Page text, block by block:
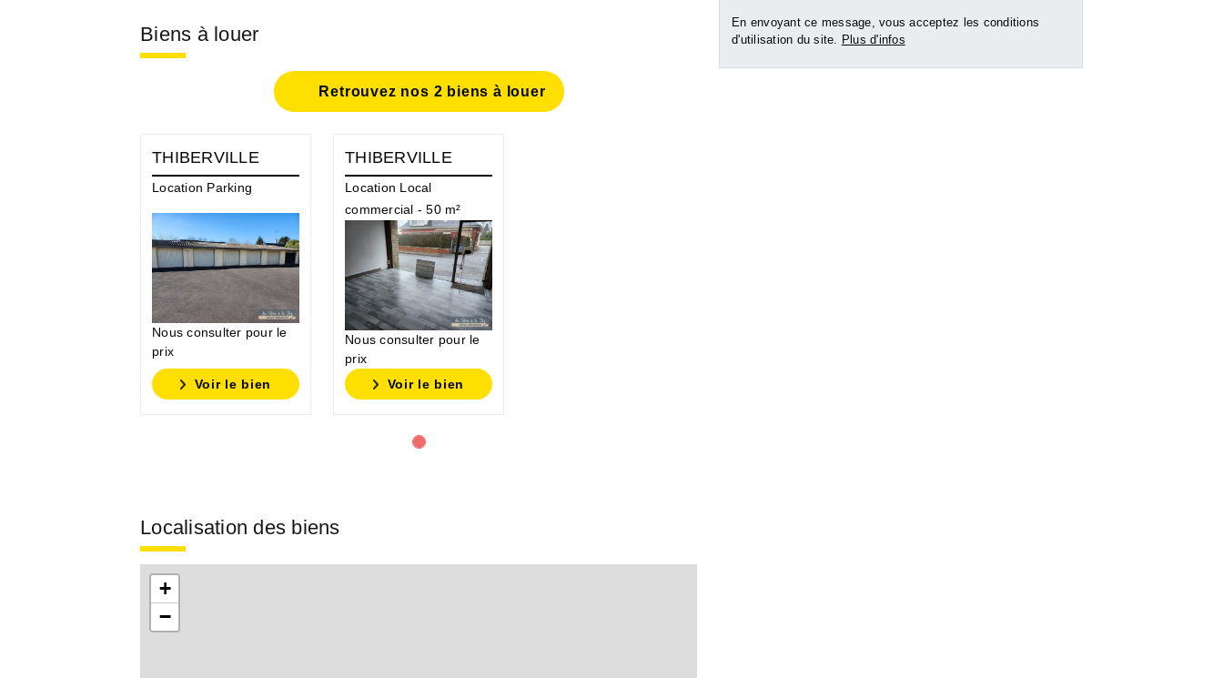
Biens à louer
Retrouvez nos 2 biens à louer
THIBERVILLE
Location Parking
Nous consulter pour le
prix
Voir le bien
THIBERVILLE
Location Local
commercial - 50 m²
Nous consulter pour le
prix
Voir le bien
Localisation des biens
+
−
En envoyant ce message, vous acceptez les conditions
d'utilisation du site. Plus d'infos